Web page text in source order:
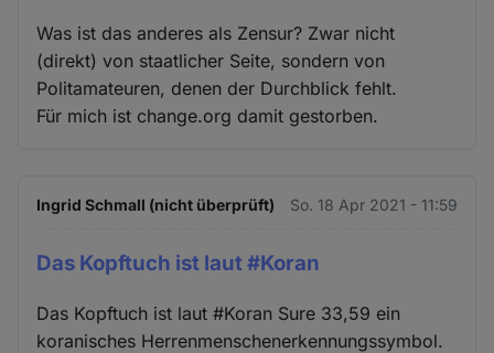
Was ist das anderes als Zensur? Zwar nicht
(direkt) von staatlicher Seite, sondern von
Politamateuren, denen der Durchblick fehlt.
Für mich ist change.org damit gestorben.
Ingrid Schmall (nicht überprüft) So. 18 Apr 2021 - 11:59
Das Kopftuch ist laut #Koran
Das Kopftuch ist laut #Koran Sure 33,59 ein
koranisches Herrenmenschenerkennungssymbol.